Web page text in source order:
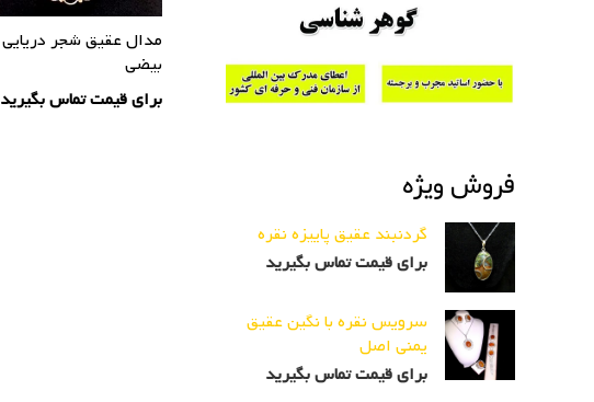
فروش ویژه
گردنبند عقیق پاییزه نقره
برای قیمت تماس بگیرید
سرویس نقره با نگین عقیق
یمنی اصل
برای قیمت تماس بگیرید
مدال عقیق شجر دریایی
بیضی
برای قیمت تماس بگیرید